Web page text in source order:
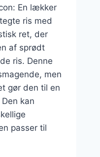
En lækker
ris med
ret, der
af sprødt
ris. Denne
men
gør den til en
kan
passer til